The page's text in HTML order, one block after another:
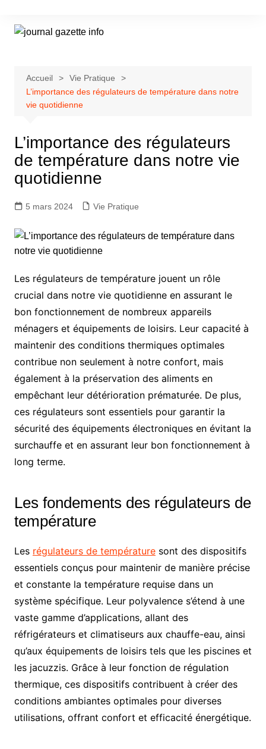
contenu
Accueil
Vie Pratique
L’importance des régulateurs de température dans notre
vie quotidienne
L’importance des régulateurs
de température dans notre vie
quotidienne
5 mars 2024 Vie Pratique
Les régulateurs de température jouent un rôle
crucial dans notre vie quotidienne en assurant le
bon fonctionnement de nombreux appareils
ménagers et équipements de loisirs. Leur capacité à
maintenir des conditions thermiques optimales
contribue non seulement à notre confort, mais
également à la préservation des aliments en
empêchant leur détérioration prématurée. De plus,
ces régulateurs sont essentiels pour garantir la
sécurité des équipements électroniques en évitant la
surchauffe et en assurant leur bon fonctionnement à
long terme.
Les fondements des régulateurs de
température
Les régulateurs de températuresont des dispositifs
essentiels conçus pour maintenir de manière précise
et constante la température requise dans un
système spécifique. Leur polyvalence s’étend à une
vaste gamme d’applications, allant des
réfrigérateurs et climatiseurs aux chauffe-eau, ainsi
qu’aux équipements de loisirs tels que les piscines et
les jacuzzis. Grâce à leur fonction de régulation
thermique, ces dispositifs contribuent à créer des
conditions ambiantes optimales pour diverses
utilisations, offrant confort et efficacité énergétique.